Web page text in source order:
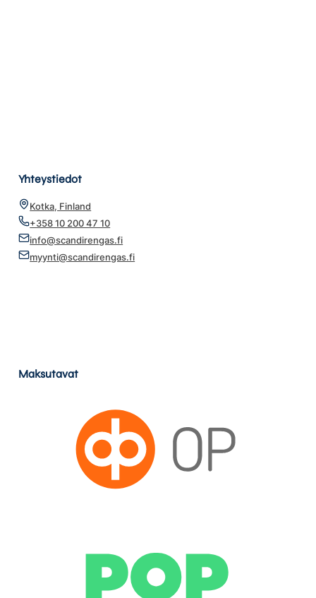
Yhteystiedot
Kotka, Finland
+358 10 200 47 10
info@scandirengas.fi
myynti@scandirengas.fi
Maksutavat